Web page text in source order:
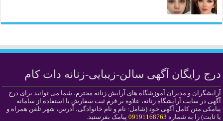
درج رایگان آگهی سالن-زیبایی-زنانه دات کام
آرایشگران و مدیران آموزشگاه های آرایش زنانه محترم، شما می توانید برای درج
آگهی در سایت آرایشگاه زنانه، علاوه بر فرم ثبت سفارش با استفاده از سامانه
پیامکی متن کامل آگهی خود (شامل: نام و نام خانوادگی، آدرس، شهر تلفن همراه و
یا ثابت) را به شماره 09191168763 پیامک بفرستید.